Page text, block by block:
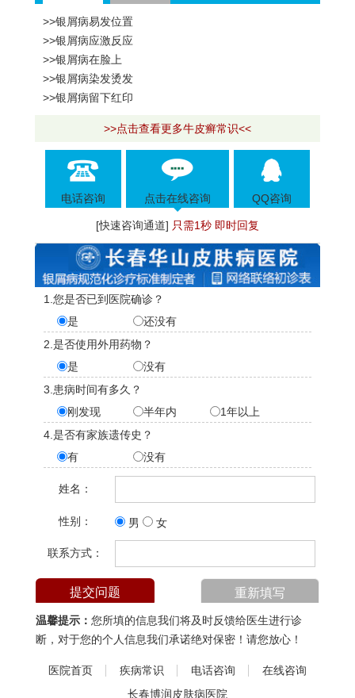
>>银屑病易发位置
>>银屑病应激反应
>>银屑病在脸上
>>银屑病染发烫发
>>银屑病留下红印
>>点击查看更多牛皮癣常识<<
电话咨询 点击在线咨询 QQ咨询
[快速咨询通道] 只需1秒 即时回复
1.您是否已到医院确诊？
是
还没有
2.是否使用外用药物？
是
没有
3.患病时间有多久？
刚发现
半年内
1年以上
4.是否有家族遗传史？
有
没有
姓名：
性别： 男 女
联系方式：
温馨提示： 您所填的信息我们将及时反馈给医生进行诊
断，对于您的个人信息我们承诺绝对保密！请您放心！
医院首页 疾病常识 电话咨询
在线咨询
长春博润皮肤病医院